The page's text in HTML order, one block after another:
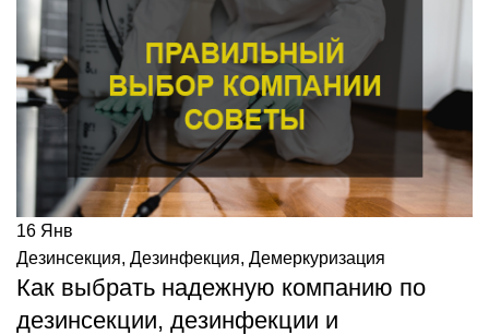
16 Янв
Дезинсекция, Дезинфекция, Демеркуризация
Как выбрать надежную компанию по
дезинсекции, дезинфекции и